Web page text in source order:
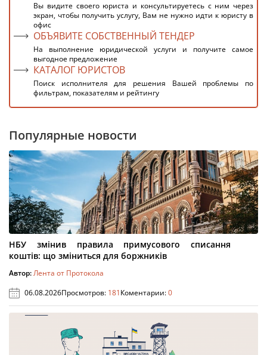
Вы видите своего юриста и консультируетесь с ним через
экран, чтобы получить услугу, Вам не нужно идти к юристу в
офис
ОБЪЯВИТЕ СОБСТВЕННЫЙ ТЕНДЕР
На выполнение юридической услуги и получите самое
выгодное предложение
КАТАЛОГ ЮРИСТОВ
Поиск исполнителя для решения Вашей проблемы по
фильтрам, показателям и рейтингу
Популярные новости
НБУ змінив правила примусового списання
коштів: що зміниться для боржників
Автор:Лента от Протокола
06.08.2026Просмотров: 181Коментарии:0